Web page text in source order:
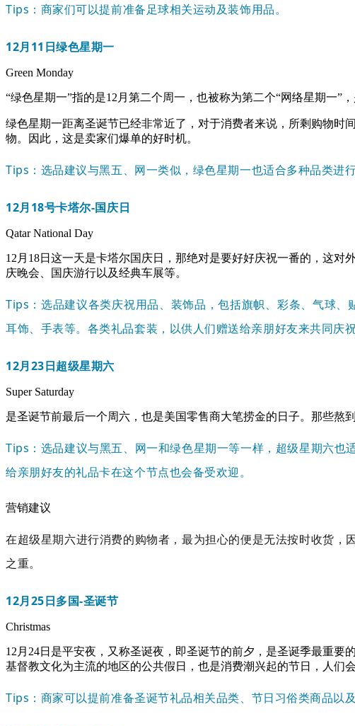
Tips：商家们可以提前准备足球相关运动及装饰用品。
12月11日绿色星期一
Green Monday
“绿色星期一”指的是12月第二个周一，也被称为第二个“网络星期一”
绿色星期一距离圣诞节已经非常近了，对于消费者来说，所剩购物
物。因此，这是卖家们爆单的好时机。
Tips：选品建议与黑五、网一类似，绿色星期一也适合多种品类进
12月18号卡塔尔-国庆日
Qatar National Day
12月18日这一天是卡塔尔国庆日，那绝对是要好好庆祝一番的，这
庆晚会、国庆游行以及经典车展等。
Tips：选品建议各类庆祝用品、装饰品，包括旗帜、彩条、气球、
耳饰、手表等。各类礼品套装，以供人们赠送给亲朋好友来共同庆祝
12月23日超级星期六
Super Saturday
是圣诞节前最后一个周六，也是美国零售商大笔捞金的日子。那些熬
Tips：选品建议与黑五、网一和绿色星期一等一样，超级星期六
给亲朋好友的礼品卡在这个节点也会备受欢迎。
营销建议
在超级星期六进行消费的购物者，最为担心的便是无法按时收货
之重。
12月25日多国-圣诞节
Christmas
12月24日是平安夜，又称圣诞夜，即圣诞节的前夕，是圣诞季最重
基督教文化为主流的地区的公共假日，也是消费潮兴起的节日，人们
Tips：商家可以提前准备圣诞节礼品相关品类、节日习俗类商品以及